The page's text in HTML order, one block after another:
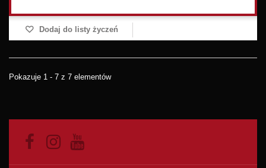
Dodaj do listy życzeń
Pokazuje 1 - 7 z 7 elementów